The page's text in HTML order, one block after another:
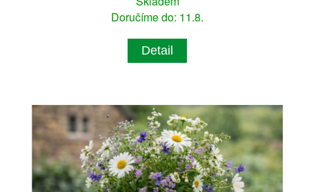
Doručíme do: 11.8.
Detail